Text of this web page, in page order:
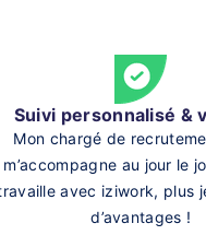
Suivi personnalisé &
Mon chargé de
m’accompagne au jour le
avec iziwork, plus
d’avantages !